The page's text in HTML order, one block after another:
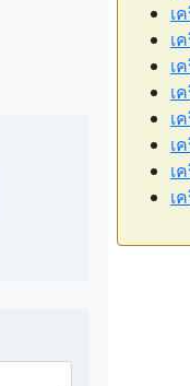
เ
เ
เ
เ
เ
เ
เ
เ